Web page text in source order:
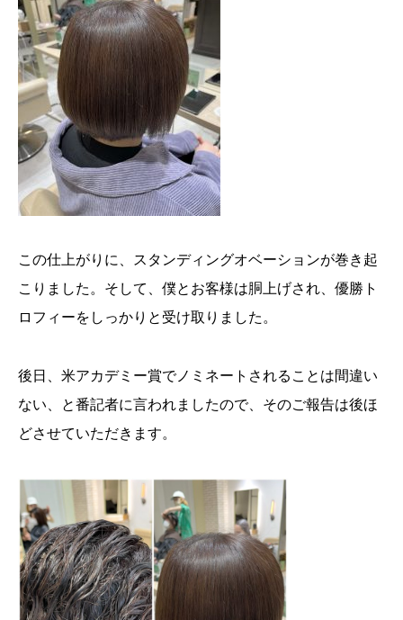
この仕上がりに、スタンディングオベーションが巻き起
こりました。そして、僕とお客様は胴上げされ、優勝ト
ロフィーをしっかりと受け取りました。
後日、米アカデミー賞でノミネートされることは間違い
ない、と番記者に言われましたので、そのご報告は後ほ
どさせていただきます。